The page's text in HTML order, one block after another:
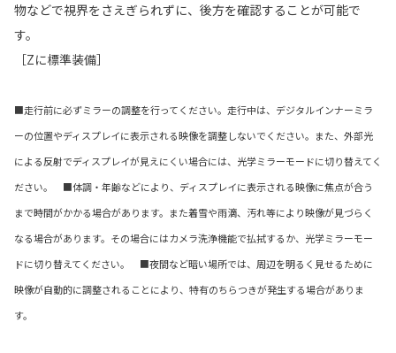
物などで視界をさえぎられずに、後方を確認することが可能で
す。
［Zに標準装備］
■走行前に必ずミラーの調整を行ってください。走行中は、デジタルインナーミラ
ーの位置やディスプレイに表示される映像を調整しないでください。また、外部光
による反射でディスプレイが見えにくい場合には、光学ミラーモードに切り替えてく
ださい。 ■体調・年齢などにより、ディスプレイに表示される映像に焦点が合う
まで時間がかかる場合があります。また着雪や雨滴、汚れ等により映像が見づらく
なる場合があります。その場合にはカメラ洗浄機能で払拭するか、光学ミラーモー
ドに切り替えてください。 ■夜間など暗い場所では、周辺を明るく見せるために
映像が自動的に調整されることにより、特有のちらつきが発生する場合がありま
す。